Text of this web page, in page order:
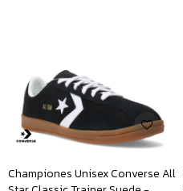
Championes Unisex Converse All